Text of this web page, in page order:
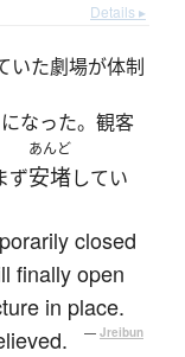
Details ▸
いた劇場が体制
なった。観客
ず
あんど
安堵してい
closed
finally open
in place.
— Jreibun